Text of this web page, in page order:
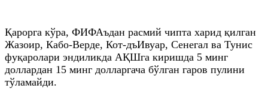
Қарорга кўра, ФИФАъдан расмий чипта харид қилган
Жазоир, Кабо-Верде, Кот-дъИвуар, Сенегал ва Тунис
фуқаролари эндиликда АҚШга киришда 5 минг
доллардан 15 минг долларгача бўлган гаров пулини
тўламайди.